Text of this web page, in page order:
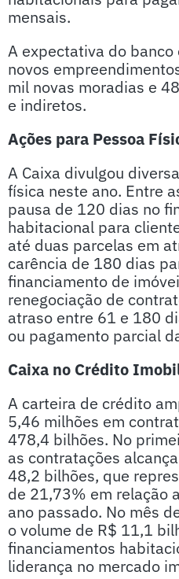
mensais.
A expectativa do
novos
mil novas moradias e
e indiretos.
Ações para Pessoa
A Caixa divulgou
física neste ano. Entre
pausa de 120 dias no
habitacional para
até duas parcelas em
carência de 180 dias
financiamento de
renegociação de
atraso entre 61 e 180
ou pagamento parcial
Caixa no Crédito
A carteira de crédito
5,46 milhões em
478,4 bilhões. No
as contratações
48,2 bilhões, que
de 21,73% em relação
ano passado. No mês
o volume de R$ 11,1
financiamentos
liderança no mercado